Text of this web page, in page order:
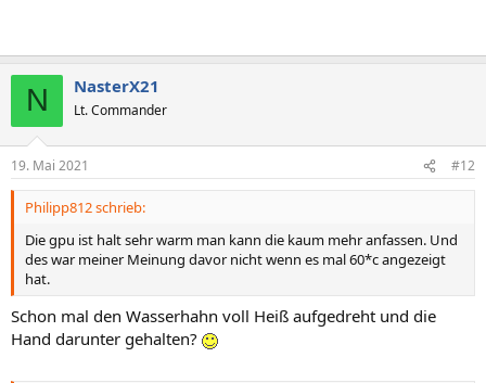
N NasterX21
Lt. Commander
19. Mai 2021 #12
Philipp812 schrieb:
Die gpu ist halt sehr warm man kann die kaum mehr anfassen. Und
des war meiner Meinung davor nicht wenn es mal 60*c angezeigt
hat.
Schon mal den Wasserhahn voll Heiß aufgedreht und die
Hand darunter gehalten?